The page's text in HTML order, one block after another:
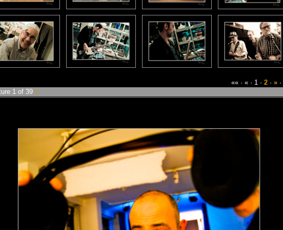
«« · « · 1 · 2 · » ·
1 of 39 »